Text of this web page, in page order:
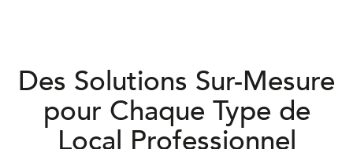
Des Solutions Sur-Mesure
pour Chaque Type de
Local Professionnel